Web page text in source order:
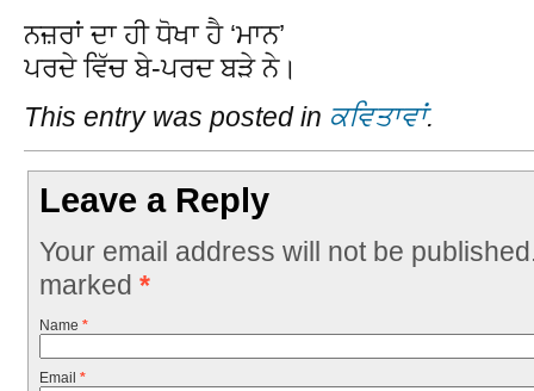
ਨਜ਼ਰਾਂ ਦਾ ਹੀ ਧੋਖਾ ਹੈ ‘ਮਾਨ’
ਪਰਦੇ ਵਿੱਚ ਬੇ-ਪਰਦ ਬੜੇ ਨੇ।
This entry was posted in ਕਵਿਤਾਵਾਂ.
Leave a Reply
Your email address will not be
marked *
Name *
Email *